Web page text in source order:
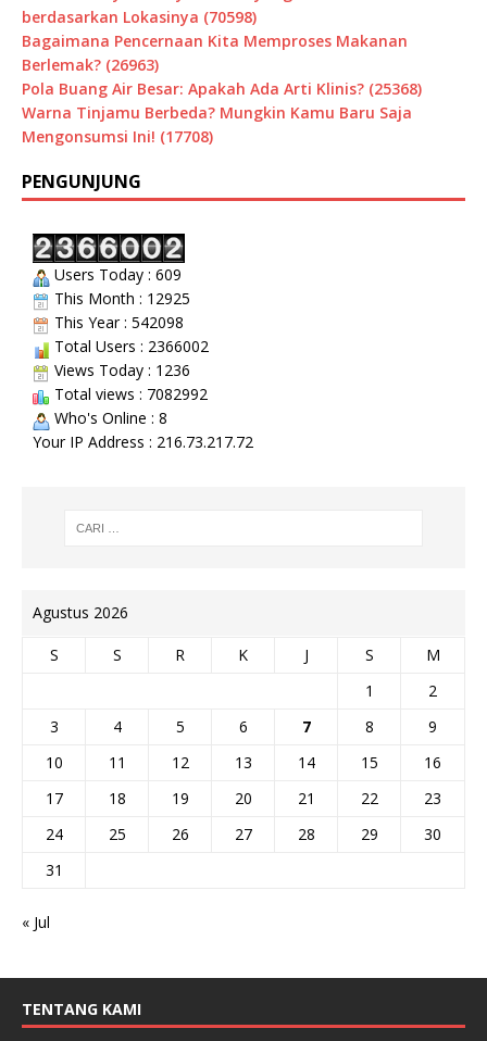
berdasarkan Lokasinya (70598)
Bagaimana Pencernaan Kita Memproses Makanan
Berlemak? (26963)
Pola Buang Air Besar: Apakah Ada Arti Klinis? (25368)
Warna Tinjamu Berbeda? Mungkin Kamu Baru Saja
Mengonsumsi Ini! (17708)
PENGUNJUNG
Users Today : 609
This Month : 12925
This Year : 542098
Total Users : 2366002
Views Today : 1236
Total views : 7082992
Who's Online : 8
Your IP Address : 216.73.217.72
Agustus 2026
S S R K J S
M
1
2
3
4 5 6 7 8
9
10
11 12 13 14 15
16
17
18 19 20 21 22
23
24
25 26 27 28 29
30
31
« Jul
TENTANG KAMI